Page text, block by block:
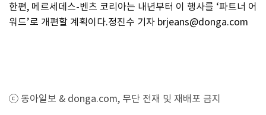
한편, 메르세데스-벤츠 코리아는 내년부터 이 행사를 ‘파트너 어
워드’로 개편할 계획이다.정진수 기자 brjeans@donga.com
ⓒ 동아일보 & donga.com, 무단 전재 및 재배포 금지